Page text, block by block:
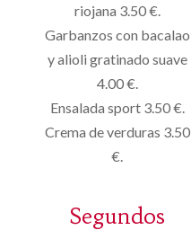
riojana 3.50 €.
Garbanzos con bacalao
y alioli gratinado suave
4.00 €.
Ensalada sport 3.50 €.
Crema de verduras 3.50
€.
Segundos